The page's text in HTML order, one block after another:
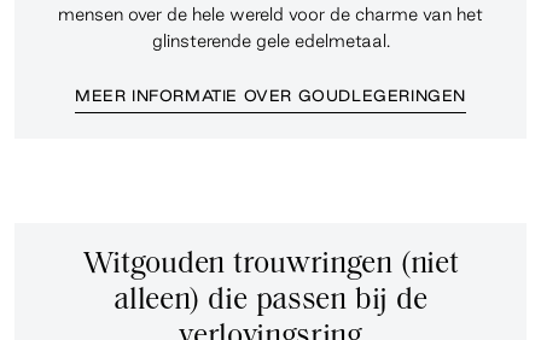
mensen over de hele wereld voor de charme van het
glinsterende gele edelmetaal.
MEER INFORMATIE OVER GOUDLEGERINGEN
Witgouden trouwringen (niet
alleen) die passen bij de